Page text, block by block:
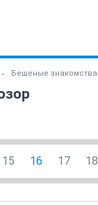
Бешеные знакомства
15 16 17 18